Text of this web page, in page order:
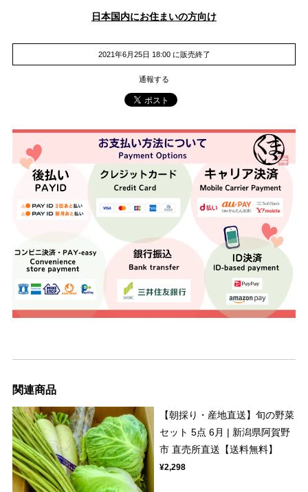
日本国内にお住まいの方向け
2021年6月25日 18:00 に販売終了
通報する
関連商品
【朝採り・産地直送】旬の野菜
セット 5点 6月 | 新潟県阿賀野
市 直売所直送【送料無料】
¥2,298